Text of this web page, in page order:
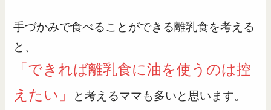
手づかみで食べることができる離乳食を考える
と、
「できれば離乳食に油を使うのは控
えたい」
と考えるママも多いと思います。